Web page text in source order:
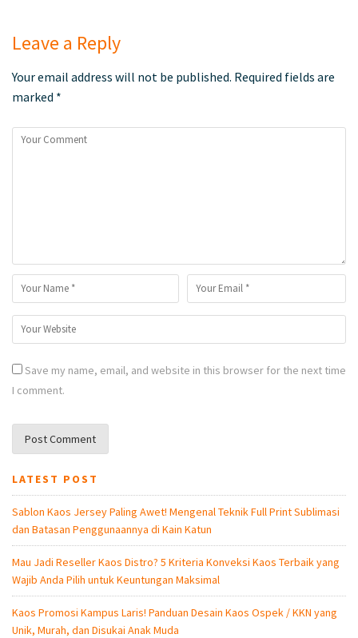
Leave a Reply
Your email address will not be published. Required fields are
marked *
Save my name, email, and website in this browser for the next time
I comment.
LATEST POST
Sablon Kaos Jersey Paling Awet! Mengenal Teknik Full Print Sublimasi
dan Batasan Penggunaannya di Kain Katun
Mau Jadi Reseller Kaos Distro? 5 Kriteria Konveksi Kaos Terbaik yang
Wajib Anda Pilih untuk Keuntungan Maksimal
Kaos Promosi Kampus Laris! Panduan Desain Kaos Ospek / KKN yang
Unik, Murah, dan Disukai Anak Muda